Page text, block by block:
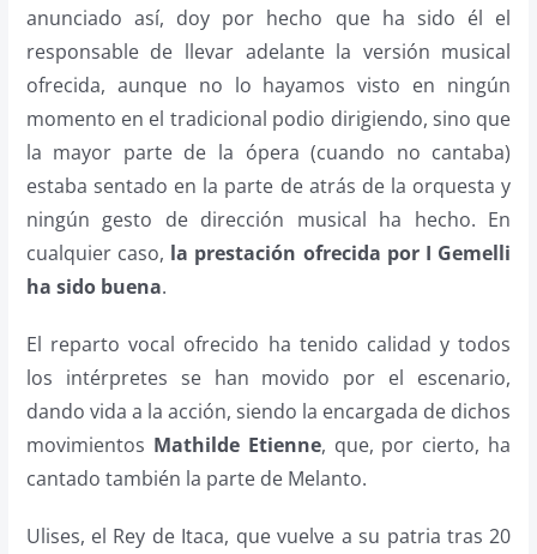
anunciado así, doy por hecho que ha sido él el
responsable de llevar adelante la versión musical
ofrecida, aunque no lo hayamos visto en ningún
momento en el tradicional podio dirigiendo, sino que
la mayor parte de la ópera (cuando no cantaba)
estaba sentado en la parte de atrás de la orquesta y
ningún gesto de dirección musical ha hecho. En
cualquier caso, la prestación ofrecida por I Gemelli
ha sido buena.
El reparto vocal ofrecido ha tenido calidad y todos
los intérpretes se han movido por el escenario,
dando vida a la acción, siendo la encargada de dichos
movimientos Mathilde Etienne, que, por cierto, ha
cantado también la parte de Melanto.
Ulises, el Rey de Itaca, que vuelve a su patria tras 20